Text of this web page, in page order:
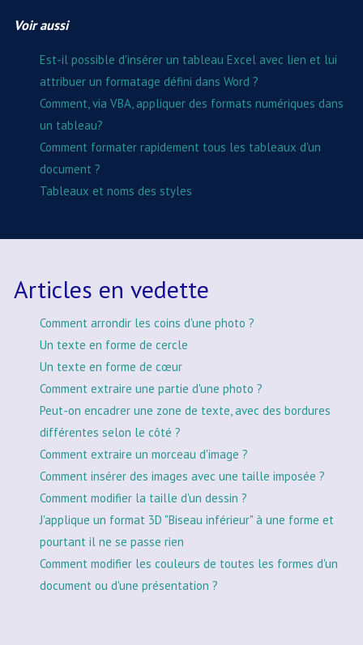
Voir aussi
Est-il possible d'insérer un tableau Excel avec lien et lui
attribuer un formatage défini dans Word ?
Comment, via VBA, appliquer des formats numériques dans
un tableau?
Comment formater rapidement tous les tableaux d'un
document ?
Tableaux et noms des styles
Articles en vedette
Comment arrondir les coins d'une photo ?
Un texte en forme de cercle
Un texte en forme de cœur
Comment extraire une partie d'une photo ?
Peut-on encadrer une zone de texte, avec des bordures
différentes selon le côté ?
Comment extraire un morceau d'image ?
Comment insérer des images avec une taille imposée ?
Comment modifier la taille d'un dessin ?
J'applique un format 3D "Biseau inférieur" à une forme et
pourtant il ne se passe rien
Comment modifier les couleurs de toutes les formes d'un
document ou d'une présentation ?